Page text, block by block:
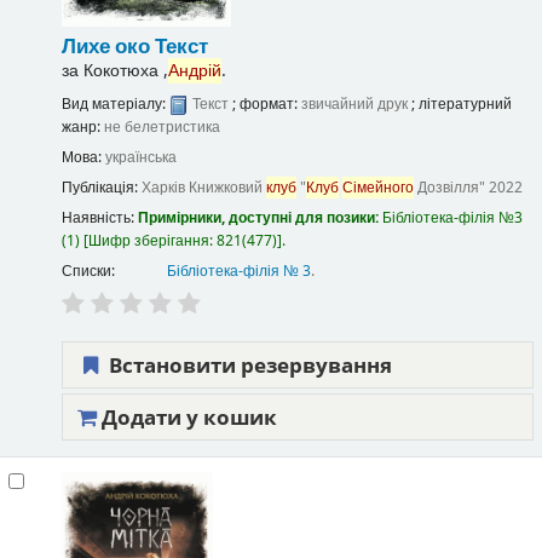
Лихе окоТекст
за Кокотюха ,Андрій.
Вид матеріалу: Текст; формат:звичайний друк; літературний
жанр: не белетристика
Мова:українська
Публікація:Харків Книжковий клуб"КлубСімейногоДозвілля" 2022
Наявність:Примірники, доступні для позики: Бібліотека-філія №3
(1) Шифр зберігання:821(477) .
Списки:
Бібліотека-філія № 3.
Встановити резервування
Додати у кошик